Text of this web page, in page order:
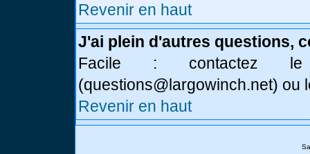
Revenir en haut
J'ai plein d'autres questions,
Facile : contactez
(questions@largowinch.net) ou
Revenir en haut